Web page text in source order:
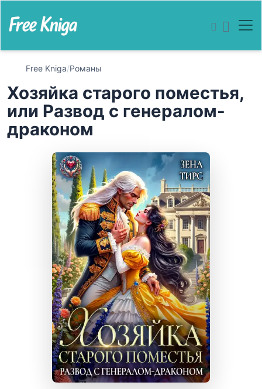
Free Kniga/Романы
Хозяйка старого поместья,
или Развод с генералом-
драконом